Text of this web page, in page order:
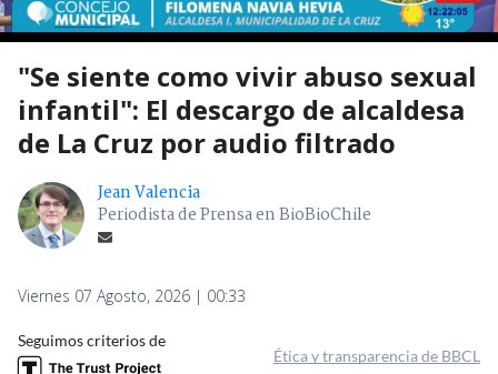
"Se siente como vivir abuso sexual
infantil": El descargo de alcaldesa
de La Cruz por audio filtrado
Jean Valencia
Periodista de Prensa en BioBioChile
Viernes 07 Agosto, 2026 | 00:33
Seguimos criterios de
Ética y transparencia de BBCL